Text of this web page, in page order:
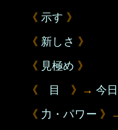
《 示す 》
《 新しさ 》
《 見極め 》
《 目 》→ 今日
《 力・パワー 》